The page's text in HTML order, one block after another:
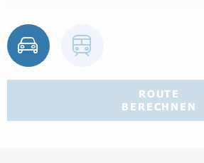
ROUTE
BERECHNEN